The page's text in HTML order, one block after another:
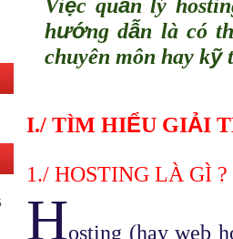
Vi c qu n lý
hướng dẫn là có
chuyên môn hay kỹ
I./ TÌM HIỂU GIẢI
1./ HOSTING LÀ GÌ ?
Hosting (hay web